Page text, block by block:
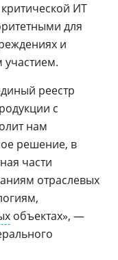
ИТ
для
и
участием.
реестр
с
нам
решение, в
части
отраслевых
объектах», —